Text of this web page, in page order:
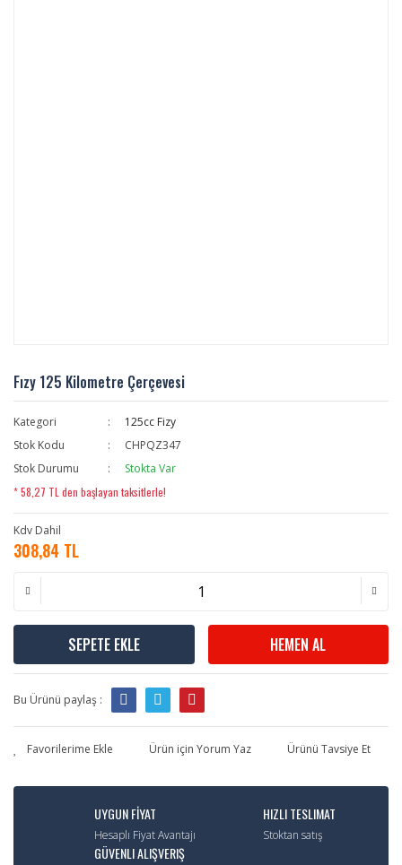
Fızy 125 Kilometre Çerçevesi
Kategori
125cc Fizy
Stok Kodu
CHPQZ347
Stok Durumu
Stokta Var
* 58,27 TL den başlayan taksitlerle!
Kdv Dahil
308,84 TL
SEPETE EKLE HEMEN AL
Bu Ürünü paylaş :
Ürün için Yorum Yaz Ürünü Tavsiye Et
UYGUN FİYAT
Hesaplı Fiyat Avantajı
HIZLI TESLIMAT
Stoktan satış
GÜVENLI ALIŞVERIŞ